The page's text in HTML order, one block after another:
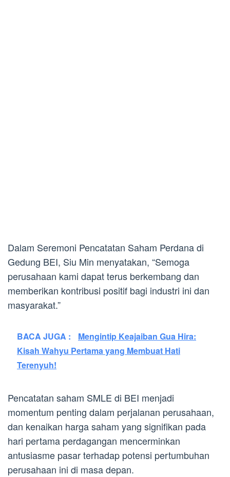
Dalam Seremoni Pencatatan Saham Perdana di
Gedung BEI, Siu Min menyatakan, “Semoga
perusahaan kami dapat terus berkembang dan
memberikan kontribusi positif bagi industri ini dan
masyarakat.”
BACA JUGA :
Mengintip Keajaiban Gua Hira:
Kisah Wahyu Pertama yang Membuat Hati
Terenyuh!
Pencatatan saham SMLE di BEI menjadi
momentum penting dalam perjalanan perusahaan,
dan kenaikan harga saham yang signifikan pada
hari pertama perdagangan mencerminkan
antusiasme pasar terhadap potensi pertumbuhan
perusahaan ini di masa depan.